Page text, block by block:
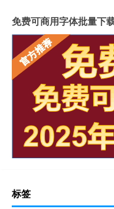
免费可商用字体批量下
标签